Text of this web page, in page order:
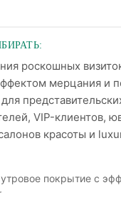
роскошных
мерцания и
VIP-клиентов,
красоты и
покрытие с